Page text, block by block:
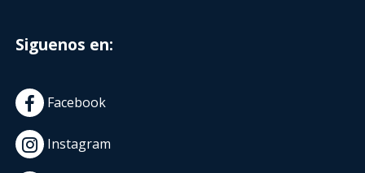
Siguenos en:
Facebook
Instagram